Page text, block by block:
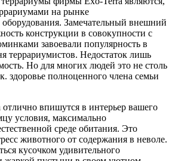
на рынке
Замечательный внешний
конструкции в совокупности с
завоевали популярность в
террариумистов. Недостаток лишь
Но для многих людей это не столь
здоровье полноценного члена семьи
впишутся в интерьер вашего
условия, максимально
среде обитания. Это
животного от содержания в неволе.
кусочком удивительного